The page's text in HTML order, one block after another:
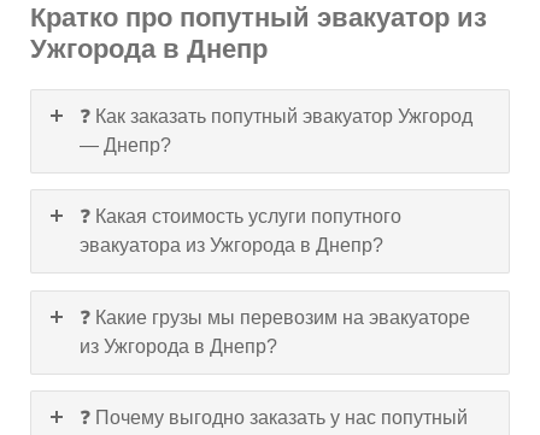
Кратко про попутный эвакуатор из
Ужгорода в Днепр
❓ Как заказать попутный эвакуатор Ужгород
— Днепр?
❓ Какая стоимость услуги попутного
эвакуатора из Ужгорода в Днепр?
❓ Какие грузы мы перевозим на эвакуаторе
из Ужгорода в Днепр?
❓ Почему выгодно заказать у нас попутный